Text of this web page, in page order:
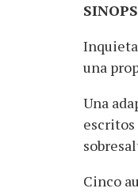
una
Una
escritos
Cinco